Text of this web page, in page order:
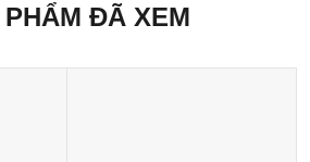
ĐÃ XEM